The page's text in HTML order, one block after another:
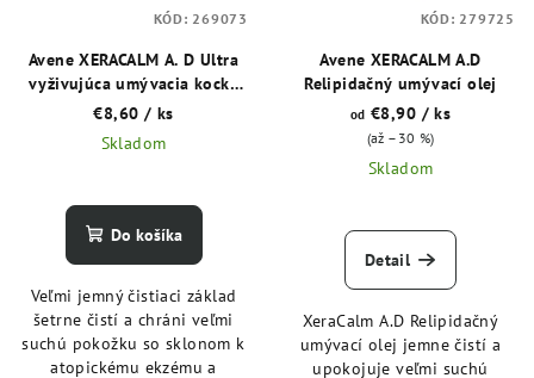
Avene XERACALM A. D Ultra
vyživujúca umývacia kocka
100 g
€8,60 / ks
Skladom
Do košíka
Veľmi jemný čistiaci základ
šetrne čistí a chráni veľmi
suchú pokožku so sklonom k
atopickému ekzému a
KÓD: 269073
Avene XERACALM A.D
Relipidačný umývací olej
od €8,90 / ks
(až –30 %)
Skladom
Detail
XeraCalm A.D Relipidačný
umývací olej jemne čistí a
upokojuje veľmi suchú
KÓD: 279725